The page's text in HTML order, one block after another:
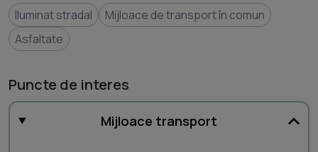
Iluminat stradal
Mijloace de transport în comun
Asfaltate
Puncte de interes
Mijloace transport